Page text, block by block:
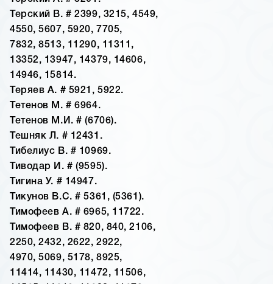
Терский В. # 2399, 3215, 4549,
4550, 5607, 5920, 7705,
7832, 8513, 11290, 11311,
13352, 13947, 14379, 14606,
14946, 15814.
Теряев А. # 5921, 5922.
Тетенов М. # 6964.
Тетенов М.И. # (6706).
Тешняк Л. # 12431.
Тибелиус В. # 10969.
Тиводар И. # (9595).
Тигина У. # 14947.
Тикунов В.С. # 5361, (5361).
Тимофеев А. # 6965, 11722.
Тимофеев В. # 820, 840, 2106,
2250, 2432, 2622, 2922,
4970, 5069, 5178, 8925,
11414, 11430, 11472, 11506,